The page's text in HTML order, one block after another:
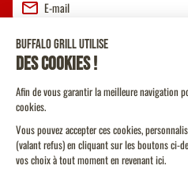
Valider
CGU